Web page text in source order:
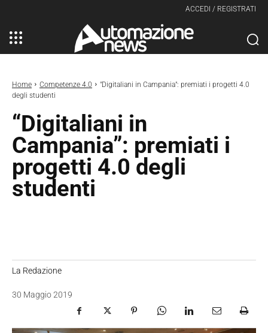
ACCEDI / REGISTRATI
Home Competenze 4.0
"Digitaliani in Campania": premiati i progetti 4.0
degli studenti
“Digitaliani in
Campania”: premiati i
progetti 4.0 degli
studenti
La Redazione
30 Maggio 2019